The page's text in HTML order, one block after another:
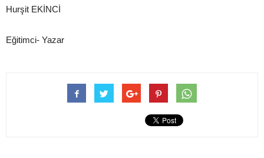
Hurşit EKİNCİ
Eğitimci- Yazar